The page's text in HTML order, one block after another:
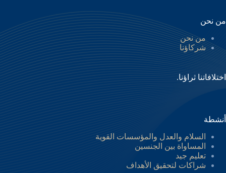
من نحن
من نحن
شركاؤنا
اختلافاتنا ثراؤنا.
أنشطة
السلام والعدل والمؤسسات القوية
المساواة بين الجنسين
تعليم جيد
شراكات لتحقيق الأهداف